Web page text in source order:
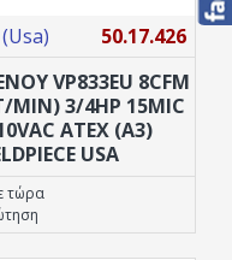
50.17.426
VP833EU 8CFM
MIN) 3/4HP 15MIC
ATEX (A3)
USA
τώρα